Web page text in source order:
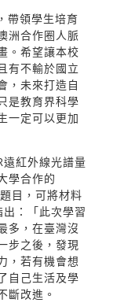
帶領學生培育
洲合作圈人脈
。希望讓本校
有不輸於國立
，未來打造自
是教育界科學
一定可以更加
紅外線光譜量
學合作的
目，可將材料
：「此次學習
多，在臺灣沒
步之後，發現
，若有機會想
自己生活及學
斷改進。